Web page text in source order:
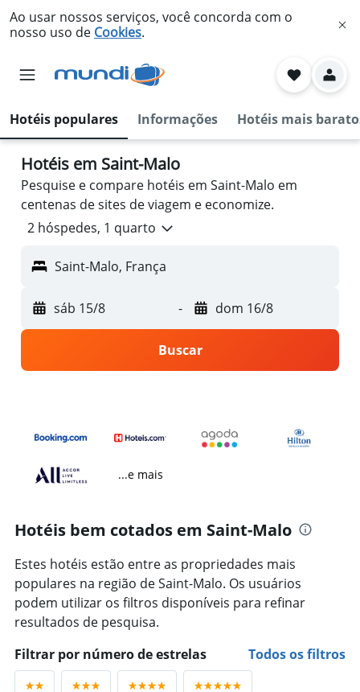
Ao usar nossos serviços, você concorda com o
nosso uso de Cookies.
Hotéis populares Informações Hotéis mais
Hotéis em Saint-Malo
Pesquise e compare hotéis em Saint-Malo em
centenas de sites de viagem e economize.
2 hóspedes, 1 quarto
Saint-Malo, França
sáb 15/8 - dom 16/8
Buscar
...e mais
Hotéis bem cotados em Saint-Malo
Estes hotéis estão entre as propriedades mais
populares na região de Saint-Malo. Os usuários
podem utilizar os filtros disponíveis para refinar
resultados de pesquisa.
Filtrar por número de estrelas
Todos os filtros